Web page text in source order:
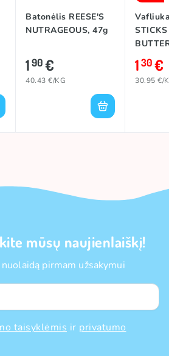
Batonėlis REESE'S
NUTRAGEOUS, 47g
190€
40.43 €/KG
130€
30.95 €/
mūsų naujienlaiškį!
pirmam užsakymui
taisyklėmis ir privatumo